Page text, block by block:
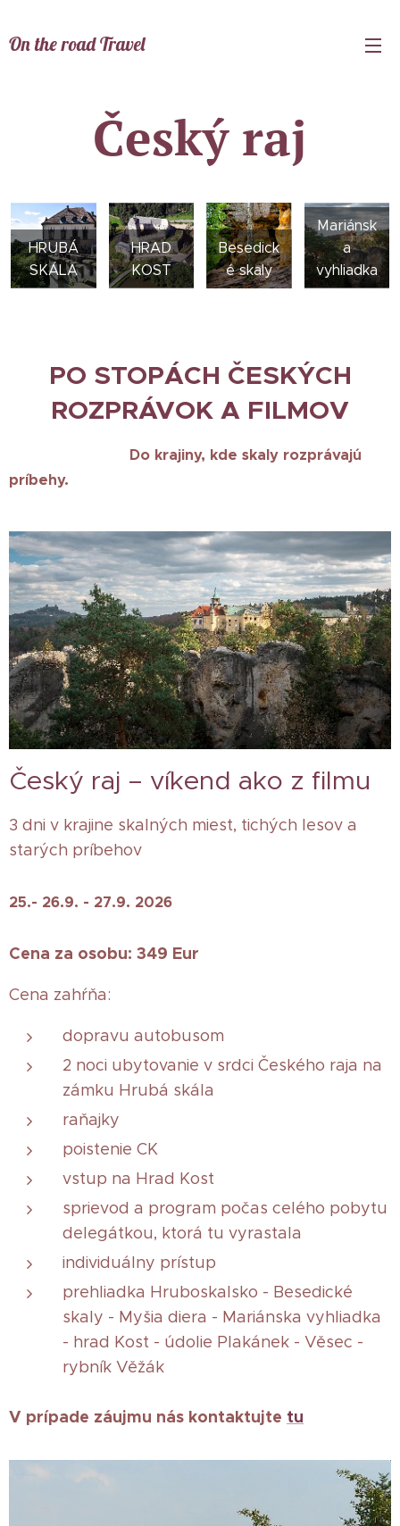
On the road Travel
Český raj
HRUBÁ
SKÁLA
HRAD
KOST
Besedick
é skaly
Mariánsk
a
vyhliadka
PO STOPÁCH ČESKÝCH
ROZPRÁVOK A FILMOV
Do krajiny, kde skaly rozprávajú
príbehy.
Český raj – víkend ako z filmu
3 dni v krajine skalných miest, tichých lesov a
starých príbehov
25.- 26.9. - 27.9. 2026
Cena za osobu: 349 Eur
Cena zahŕňa:
dopravu autobusom
2 noci ubytovanie v srdci Českého raja na
zámku Hrubá skála
raňajky
poistenie CK
vstup na Hrad Kost
sprievod a program počas celého pobytu
delegátkou, ktorá tu vyrastala
individuálny prístup
prehliadka Hruboskalsko - Besedické
skaly - Myšia diera - Mariánska vyhliadka
- hrad Kost - údolie Plakánek - Věsec -
rybník Věžák
V prípade záujmu nás kontaktujte tu